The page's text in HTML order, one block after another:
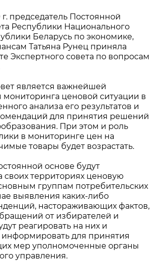
председатель Постоянной
Республики Национального
Беларусь по экономике,
Татьяна Рунец приняла
Экспертного совета по вопросам
является важнейшей
ценовой ситуации в
анализа его результатов и
для принятия решений
При этом и роль
в мониторинге цен на
товары будет возрастать.
основе будут
своих территориях ценовую
группам потребительских
выявления каких-либо
настораживающих фактов,
от избирателей и
реагировать на них и
для принятия
мер уполномоченные органы
управления.